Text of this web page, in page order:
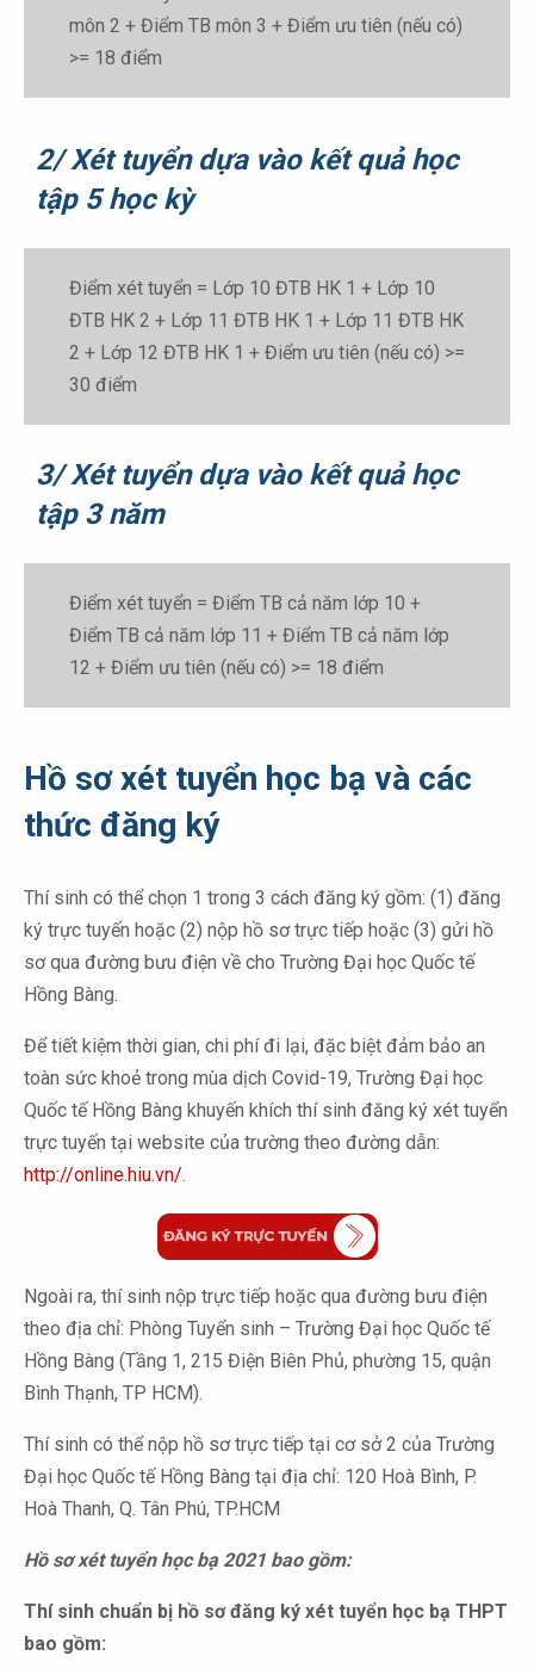
môn 2 + Điểm TB môn 3 + Điểm ưu tiên (nếu có)
>= 18 điểm
2/ Xét tuyển dựa vào kết quả học
tập 5 học kỳ
Điểm xét tuyển = Lớp 10 ĐTB HK 1 + Lớp 10
ĐTB HK 2 + Lớp 11 ĐTB HK 1 + Lớp 11 ĐTB HK
2 + Lớp 12 ĐTB HK 1 + Điểm ưu tiên (nếu có) >=
30 điểm
3/ Xét tuyển dựa vào kết quả học
tập 3 năm
Điểm xét tuyển = Điểm TB cả năm lớp 10 +
Điểm TB cả năm lớp 11 + Điểm TB cả năm lớp
12 + Điểm ưu tiên (nếu có) >= 18 điểm
Hồ sơ xét tuyển học bạ và các
thức đăng ký
Thí sinh có thể chọn 1 trong 3 cách đăng ký gồm: (1) đăng
ký trực tuyến hoặc (2) nộp hồ sơ trực tiếp hoặc (3) gửi hồ
sơ qua đường bưu điện về cho Trường Đại học Quốc tế
Hồng Bàng.
Để tiết kiệm thời gian, chi phí đi lại, đặc biệt đảm bảo an
toàn sức khoẻ trong mùa dịch Covid-19, Trường Đại học
Quốc tế Hồng Bàng khuyến khích thí sinh đăng ký xét tuyển
trực tuyến tại website của trường theo đường dẫn:
http://online.hiu.vn/.
Ngoài ra, thí sinh nộp trực tiếp hoặc qua đường bưu điện
theo địa chỉ: Phòng Tuyển sinh – Trường Đại học Quốc tế
Hồng Bàng (Tầng 1, 215 Điện Biên Phủ, phường 15, quận
Bình Thạnh, TP HCM).
Thí sinh có thể nộp hồ sơ trực tiếp tại cơ sở 2 của Trường
Đại học Quốc tế Hồng Bàng tại địa chỉ: 120 Hoà Bình, P.
Hoà Thanh, Q. Tân Phú, TP.HCM
Hồ sơ xét tuyển học bạ 2021 bao gồm:
Thí sinh chuẩn bị hồ sơ đăng ký xét tuyển học bạ THPT
bao gồm: